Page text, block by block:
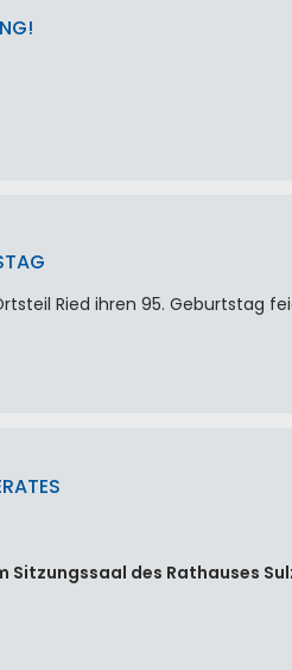
Ried ihren 95. Geburtstag
Sitzungssaal des Rathauses